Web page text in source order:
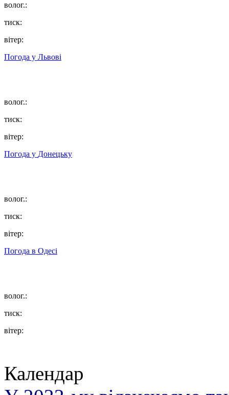
волог.:
тиск:
вітер:
Погода у Львові
волог.:
тиск:
вітер:
Погода у Донецьку
волог.:
тиск:
вітер:
Погода в Одесі
волог.:
тиск:
вітер:
Календар